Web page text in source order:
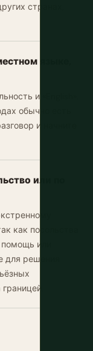
странах,
языке,
и «English».
обычно есть
и начните
или по
как посольства
или
для решения